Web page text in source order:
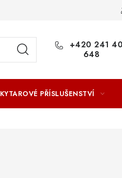
ZÁSADY ZPRACOVÁNÍ
+420 241
648
KYTAROVÉ PŘÍSLUŠENSTVÍ